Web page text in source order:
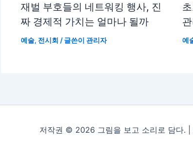
재벌 부호들의 네트워킹 행사, 진
짜 경제적 가치는 얼마나 될까
예술, 전시회 / 글쓴이 관리자 예
저작권 © 2026 그림을 보고 소리로 담다. |